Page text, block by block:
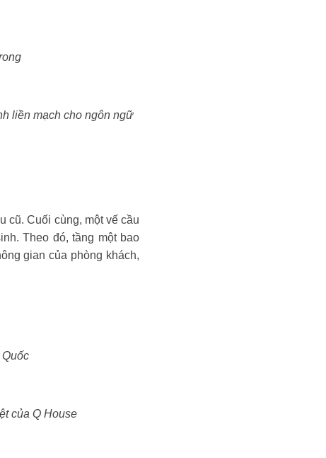
liền mạch cho ngôn ngữ
cũ. Cuối cùng, một vế cầu
Theo đó, tầng một bao
gian của phòng khách,
của Q House